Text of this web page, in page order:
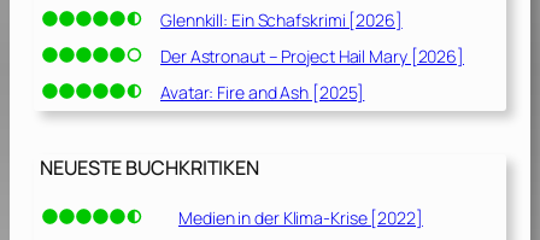
Glennkill: Ein Schafskrimi [2026]
Der Astronaut – Project Hail Mary [2026]
Avatar: Fire and Ash [2025]
NEUESTE BUCHKRITIKEN
Medien in der Klima-Krise [2022]